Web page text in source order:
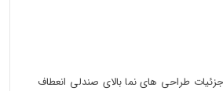
طراحی های نما بالای صندلی انعطاف